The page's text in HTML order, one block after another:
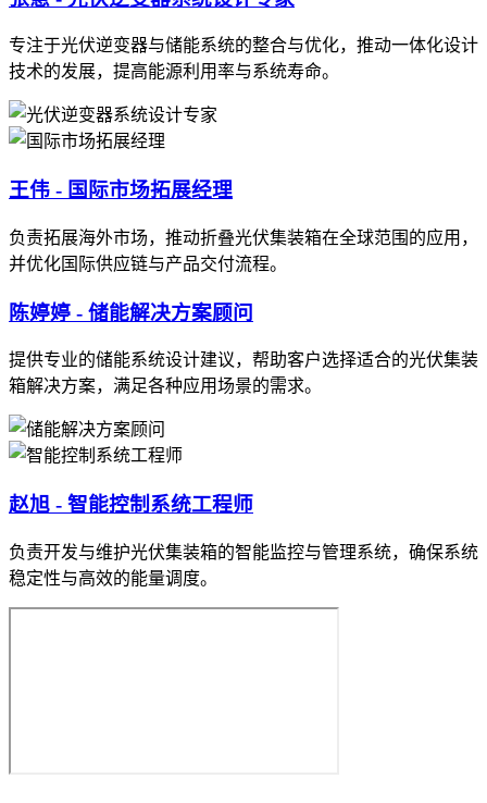
专注于光伏逆变器与储能系统的整合与优化，推动一体化设计
技术的发展，提高能源利用率与系统寿命。
王伟 - 国际市场拓展经理
负责拓展海外市场，推动折叠光伏集装箱在全球范围的应用，
并优化国际供应链与产品交付流程。
陈婷婷 - 储能解决方案顾问
提供专业的储能系统设计建议，帮助客户选择适合的光伏集装
箱解决方案，满足各种应用场景的需求。
赵旭 - 智能控制系统工程师
负责开发与维护光伏集装箱的智能监控与管理系统，确保系统
稳定性与高效的能量调度。